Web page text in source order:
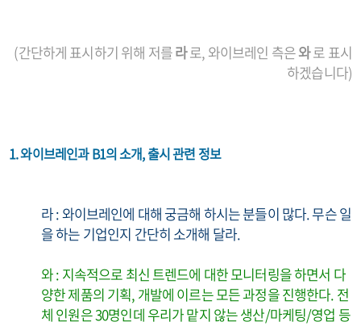
(간단하게 표시하기 위해 저를라로, 와이브레인 측은와로 표시
하겠습니다)
1. 와이브레인과 B1의 소개, 출시 관련 정보
라 : 와이브레인에 대해 궁금해 하시는 분들이 많다. 무슨 일
을 하는 기업인지 간단히 소개해 달라.
와 : 지속적으로 최신 트렌드에 대한 모니터링을 하면서 다
양한 제품의 기획, 개발에 이르는 모든 과정을 진행한다. 전
체 인원은 30명인데 우리가 맡지 않는 생산/마케팅/영업 등